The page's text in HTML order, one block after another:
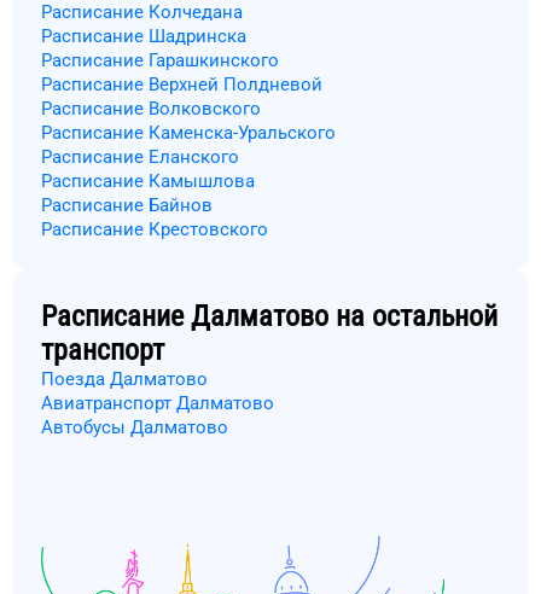
Расписание Колчедана
Расписание Шадринска
Расписание Гарашкинского
Расписание Верхней Полдневой
Расписание Волковского
Расписание Каменска-Уральского
Расписание Еланского
Расписание Камышлова
Расписание Байнов
Расписание Крестовского
РасписаниеДалматово на остальной
транспорт
Поезда Далматово
Авиатранспорт Далматово
Автобусы Далматово